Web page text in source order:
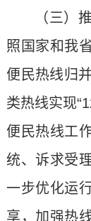
（三）
照国家和我
便民热线归
类热线实现
便民热线工
统、诉求受
一步优化运
享，加强热